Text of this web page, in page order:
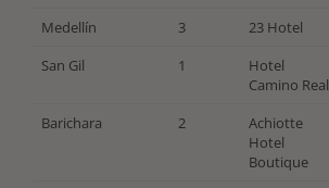
Medellín 3 23 Hotel
San Gil
1
Hotel
Camino Real
Barichara 2
Achiotte
Hotel
Boutique